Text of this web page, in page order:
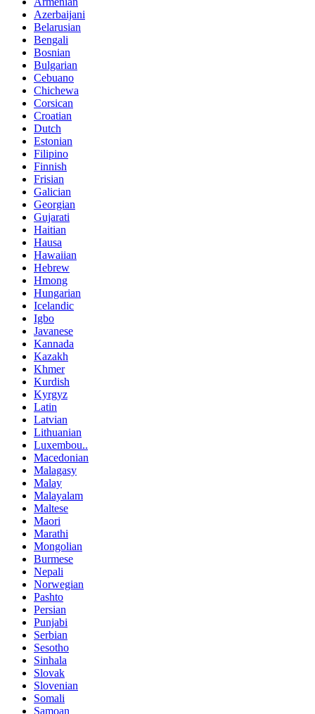
Azerbaijani
Belarusian
Bengali
Bosnian
Bulgarian
Cebuano
Chichewa
Corsican
Croatian
Dutch
Estonian
Filipino
Finnish
Frisian
Galician
Georgian
Gujarati
Haitian
Hausa
Hawaiian
Hebrew
Hmong
Hungarian
Icelandic
Igbo
Javanese
Kannada
Kazakh
Khmer
Kurdish
Kyrgyz
Latin
Latvian
Lithuanian
Luxembou..
Macedonian
Malagasy
Malay
Malayalam
Maltese
Maori
Marathi
Mongolian
Burmese
Nepali
Norwegian
Pashto
Persian
Punjabi
Serbian
Sesotho
Sinhala
Slovak
Slovenian
Somali
Samoan